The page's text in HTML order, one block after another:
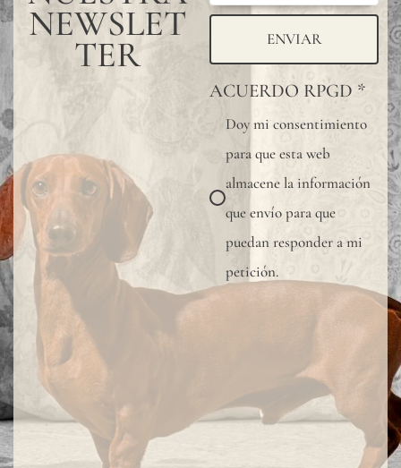
NEWSLET
TER ENVIAR
ACUERDO RPGD *
Doy mi consentimiento
para que esta web
almacene la información
que envío para que
puedan responder a mi
petición.
mayor
protección
del
mural,
en
baños,
cocinas
u
húmedas,
utilizar